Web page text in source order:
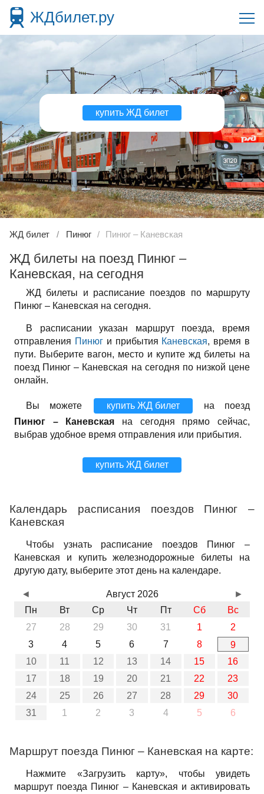
ЖДбилет.ру
купить ЖД билет
ЖД билет Пинюг Пинюг – Каневская
ЖД билеты на поезд Пинюг –
Каневская, на сегодня
ЖД билеты и расписание поездов по маршруту
Пинюг – Каневская на сегодня.
В расписании указан маршрут поезда, время
отправления Пинюги прибытия Каневская, время в
пути. Выберите вагон, место и купите жд билеты на
поезд Пинюг – Каневская на сегодня по низкой цене
онлайн.
Вы можете купить ЖД билет
на поезд
Пинюг – Каневская на сегодня прямо сейчас,
выбрав удобное время отправления или прибытия.
купить ЖД билет
Календарь расписания поездов Пинюг –
Каневская
Чтобы узнать расписание поездов Пинюг –
Каневская и купить железнодорожные билеты на
другую дату, выберите этот день на календаре.
Август 2026
Пн
Вт Ср Чт Пт Сб
Вс
27
28 29 30 31 1
2
3
4 5 6 7 8
9
10
11 12 13 14 15
16
17
18 19 20 21 22
23
24
25 26 27 28 29
30
31
1 2 3 4 5 6
◄ ►
Маршрут поезда Пинюг – Каневская на карте:
Нажмите «Загрузить карту», чтобы увидеть
маршрут поезда Пинюг – Каневская и активировать